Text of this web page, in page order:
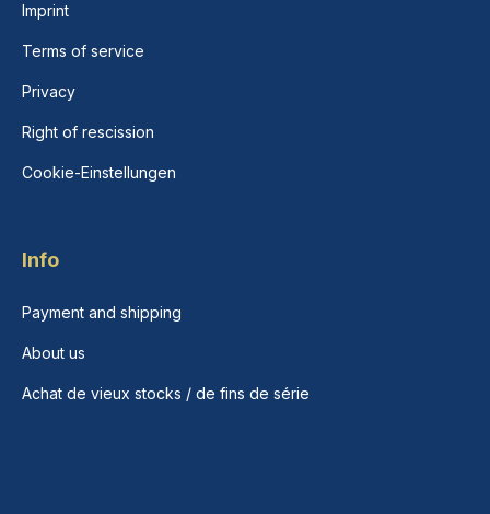
Imprint
Terms of service
Privacy
Right of rescission
Cookie-Einstellungen
Info
Payment and shipping
About us
Achat de vieux stocks / de fins de série